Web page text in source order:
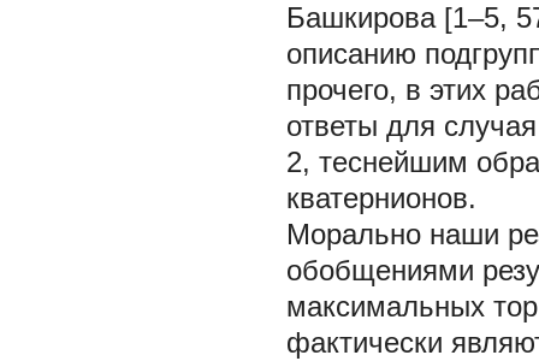
Башкирова [1–5,
описанию
прочего, в этих
ответы для
2, теснейшим
кватернионов.
Морально наши
обобщениями
максимальных
фактически